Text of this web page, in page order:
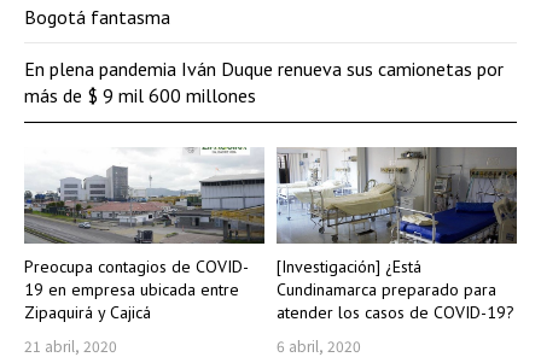
Preocupa contagios de COVID-
19 en empresa ubicada entre
Zipaquirá y Cajicá
21 abril, 2020
[Investigación] ¿Está
Cundinamarca preparado para
atender los casos de COVID-19?
6 abril, 2020
Bogotá fantasma
En plena pandemia Iván Duque renueva sus camionetas por
más de $ 9 mil 600 millones